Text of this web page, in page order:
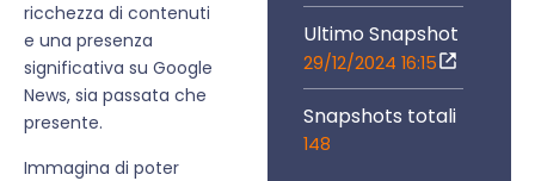
ricchezza di contenuti
e una presenza
significativa su Google
News, sia passata che
presente.
Immagina di poter
Ultimo Snapshot
29/12/2024 16:15
Snapshots totali
148